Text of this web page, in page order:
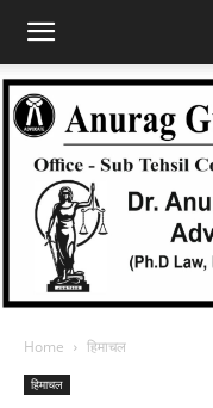
Home हिमाचल
हिमाचल